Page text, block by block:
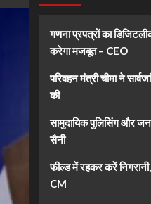
गणना प्रपत्रों का
करेगा मजबूत – CEO
परिवहन मंत्री चीमा ने
की
सामुदायिक पुलिसिंग और
सैनी
फील्ड में रहकर करें निगरानी,
CM